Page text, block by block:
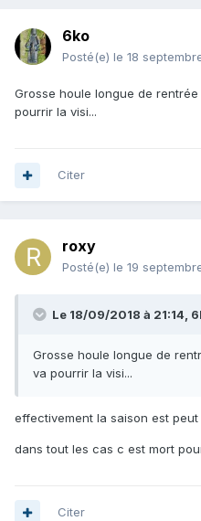
6ko
Posté(e) le 18
Grosse houle longue de
pourrir la visi...
Citer
roxy
Posté(e) le 19
Le 18/09/2018 à 21:14,
Grosse houle longue de
va pourrir la visi...
effectivement la saison est
dans tout les cas c est mort
Citer